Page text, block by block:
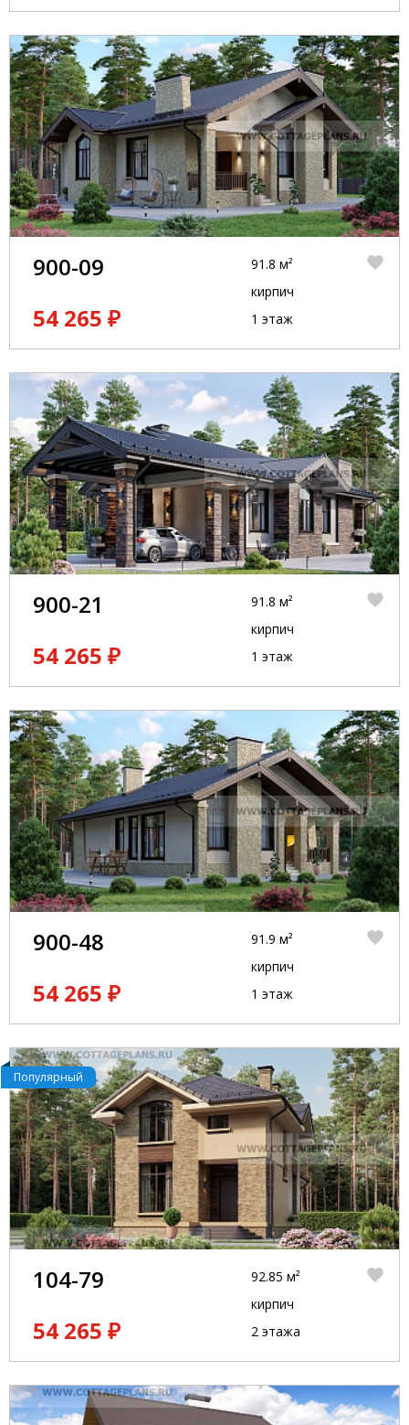
900-09
54 265 ₽
91.8 м²
кирпич
1 этаж
900-21
54 265 ₽
91.8 м²
кирпич
1 этаж
900-48
54 265 ₽
91.9 м²
кирпич
1 этаж
Популярный
104-79
54 265 ₽
92.85 м²
кирпич
2 этажа